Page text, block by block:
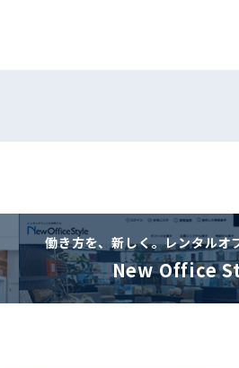
働き方を、新しく。レンタルオ
New Office